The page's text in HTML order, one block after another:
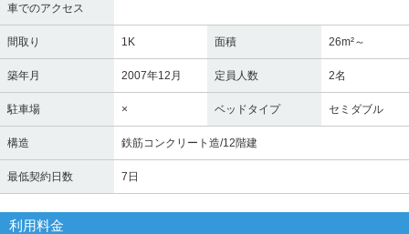
車でのアクセス
間取り 1K 面積 26m²～
築年月 2007年12月 定員人数 2名
駐車場 × ベッドタイプ セミダブル
構造 鉄筋コンクリート造/12階建
最低契約日数 7日
利用料金